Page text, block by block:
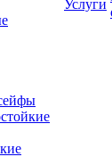
Услуги